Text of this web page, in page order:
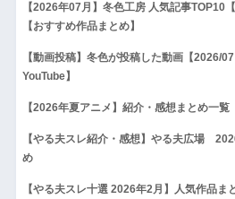
【2026年07月】冬色工房 人気記事TOP10
【おすすめ作品まとめ】
【動画投稿】冬色が投稿した動画【2026/
YouTube】
【2026年夏アニメ】紹介・感想まとめ一覧
【やる夫スレ紹介・感想】やる夫広場
め
【やる夫スレ十選 2026年2月】人気作品ま